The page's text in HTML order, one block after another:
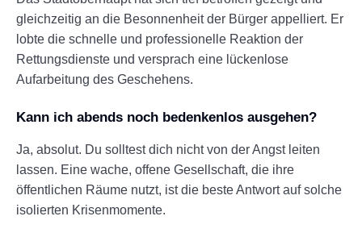
gleichzeitig an die Besonnenheit der Bürger appelliert. Er
lobte die schnelle und professionelle Reaktion der
Rettungsdienste und versprach eine lückenlose
Aufarbeitung des Geschehens.
Kann ich abends noch bedenkenlos ausgehen?
Ja, absolut. Du solltest dich nicht von der Angst leiten
lassen. Eine wache, offene Gesellschaft, die ihre
öffentlichen Räume nutzt, ist die beste Antwort auf solche
isolierten Krisenmomente.